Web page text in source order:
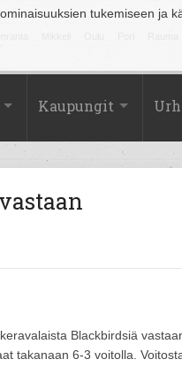
tukemiseen ja
Kaupungit
Blackbirdsiä
takanaan 6-3 voitolla.